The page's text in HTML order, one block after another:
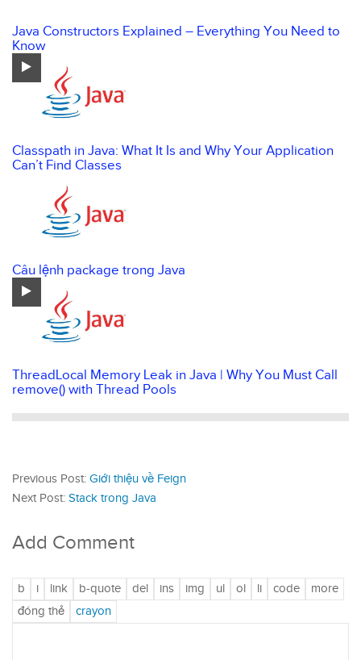
Java Constructors Explained – Everything You Need to
Know
Classpath in Java: What It Is and Why Your Application
Can’t Find Classes
Câu lệnh package trong Java
ThreadLocal Memory Leak in Java | Why You Must Call
remove() with Thread Pools
Previous Post: Giới thiệu về Feign
Next Post: Stack trong Java
Add Comment